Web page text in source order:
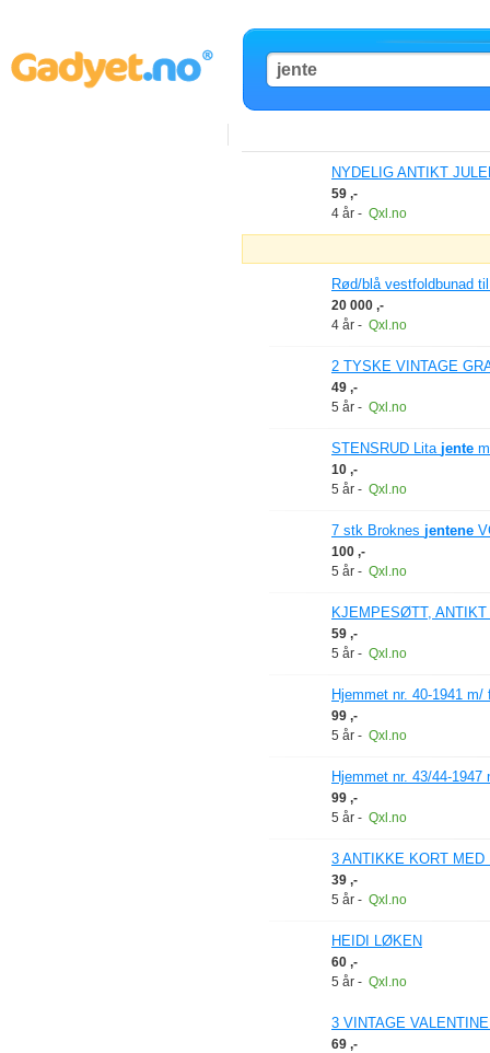
NYDELIG ANTIKT
59 ,-
4 år - Qxl.no
Rød/blå vestfoldbunad
20 000 ,-
4 år - Qxl.no
2 TYSKE VINTAGE
49 ,-
5 år - Qxl.no
STENSRUD Lita jente
10 ,-
5 år - Qxl.no
7 stk Broknes jentene
100 ,-
5 år - Qxl.no
KJEMPESØTT,
59 ,-
5 år - Qxl.no
Hjemmet nr. 40-1941
99 ,-
5 år - Qxl.no
Hjemmet nr. 43/44-
99 ,-
5 år - Qxl.no
3 ANTIKKE KORT MED
39 ,-
5 år - Qxl.no
HEIDI LØKEN
60 ,-
5 år - Qxl.no
3 VINTAGE
69 ,-